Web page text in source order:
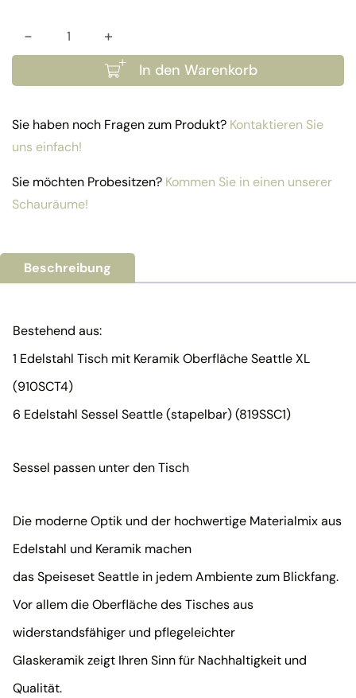
Set Seattle XL Menge
- +
In den Warenkorb
Sie haben noch Fragen zum Produkt? Kontaktieren Sie
uns einfach!
Sie möchten Probesitzen? Kommen Sie in einen unserer
Schauräume!
Beschreibung
Bestehend aus:
1 Edelstahl Tisch mit Keramik Oberfläche Seattle XL
(910SCT4)
6 Edelstahl Sessel Seattle (stapelbar) (819SSC1)
Sessel passen unter den Tisch
Die moderne Optik und der hochwertige Materialmix aus
Edelstahl und Keramik machen
das Speiseset Seattle in jedem Ambiente zum Blickfang.
Vor allem die Oberfläche des Tisches aus
widerstandsfähiger und pflegeleichter
Glaskeramik zeigt Ihren Sinn für Nachhaltigkeit und
Qualität.